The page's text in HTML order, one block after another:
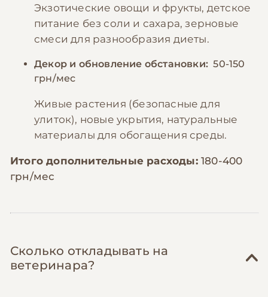
Экзотические овощи и фрукты, детское
питание без соли и сахара, зерновые
смеси для разнообразия диеты.
Декор и обновление обстановки: 50-150
грн/мес
Живые растения (безопасные для
улиток), новые укрытия, натуральные
материалы для обогащения среды.
Итого дополнительные расходы: 180-400
грн/мес
Сколько откладывать на
ветеринара?